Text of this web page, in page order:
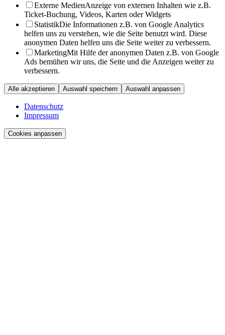
Externe MedienAnzeige von externen Inhalten wie z.B.
Ticket-Buchung, Videos, Karten oder Widgets
StatistikDie Informationen z.B. von Google Analytics
helfen uns zu verstehen, wie die Seite benutzt wird. Diese
anonymen Daten helfen uns die Seite weiter zu verbessern.
MarketingMit Hilfe der anonymen Daten z.B. von Google
Ads bemühen wir uns, die Seite und die Anzeigen weiter zu
verbessern.
Alle akzeptieren Auswahl speichern Auswahl anpassen
Datenschutz
Impressum
Cookies anpassen